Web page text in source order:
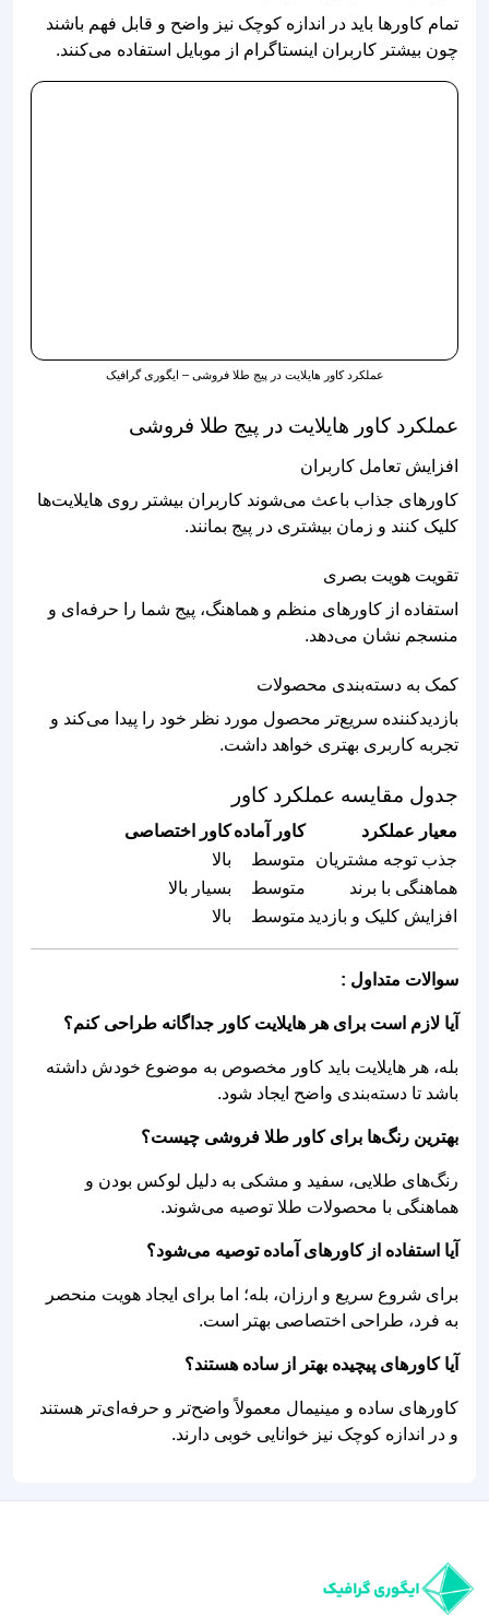
تمام کاورها باید در اندازه کوچک نیز واضح و قابل فهم باشند
چون بیشتر کاربران اینستاگرام از موبایل استفاده می‌کنند.
عملکرد کاور هایلایت در پیج طلا فروشی – ایگوری گرافیک
عملکرد کاور هایلایت در پیج طلا فروشی
افزایش تعامل کاربران
کاورهای جذاب باعث می‌شوند کاربران بیشتر روی هایلایت‌ها
کلیک کنند و زمان بیشتری در پیج بمانند.
تقویت هویت بصری
استفاده از کاورهای منظم و هماهنگ، پیج شما را حرفه‌ای و
منسجم نشان می‌دهد.
کمک به دسته‌بندی محصولات
بازدیدکننده سریع‌تر محصول مورد نظر خود را پیدا می‌کند و
تجربه کاربری بهتری خواهد داشت.
جدول مقایسه عملکرد کاور
معیار عملکرد کاور آمادهکاور اختصاصی
جذب توجه مشتریان
متوسط
بالا
هماهنگی با برند
متوسط
بسیار بالا
افزایش کلیک و بازدید متوسط بالا
سوالات متداول :
آیا لازم است برای هر هایلایت کاور جداگانه طراحی کنم؟
بله، هر هایلایت باید کاور مخصوص به موضوع خودش داشته
باشد تا دسته‌بندی واضح ایجاد شود.
بهترین رنگ‌ها برای کاور طلا فروشی چیست؟
رنگ‌های طلایی، سفید و مشکی به دلیل لوکس بودن و
هماهنگی با محصولات طلا توصیه می‌شوند.
آیا استفاده از کاورهای آماده توصیه می‌شود؟
برای شروع سریع و ارزان، بله؛ اما برای ایجاد هویت منحصر
به فرد، طراحی اختصاصی بهتر است.
آیا کاورهای پیچیده بهتر از ساده هستند؟
کاورهای ساده و مینیمال معمولاً واضح‌تر و حرفه‌ای‌تر هستند
و در اندازه کوچک نیز خوانایی خوبی دارند.